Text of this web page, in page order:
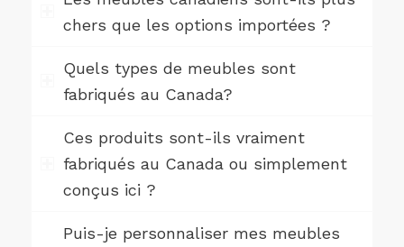
chers que les options importées ?
Quels types de meubles sont
fabriqués au Canada?
Ces produits sont-ils vraiment
fabriqués au Canada ou simplement
conçus ici ?
Puis-je personnaliser mes meubles